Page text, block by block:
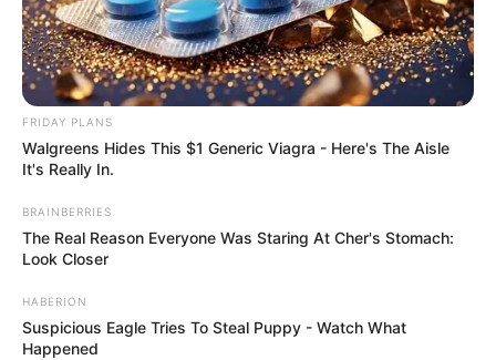
FRIDAY PLANS
Walgreens Hides This $1 Generic Viagra - Here's The Aisle
It's Really In.
BRAINBERRIES
The Real Reason Everyone Was Staring At Cher's Stomach:
Look Closer
HABERION
Suspicious Eagle Tries To Steal Puppy - Watch What
Happened